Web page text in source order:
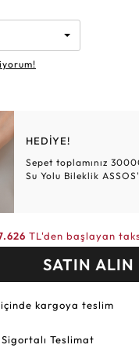
Elmas Bilezikler
Altın Tesbihler
Altın Hasır Setler
Violet
HEDİYE!
Sepet toplamınız
Su Yolu Bileklik
TL'den başlayan
SATIN ALIN
kargoya teslim
Teslimat